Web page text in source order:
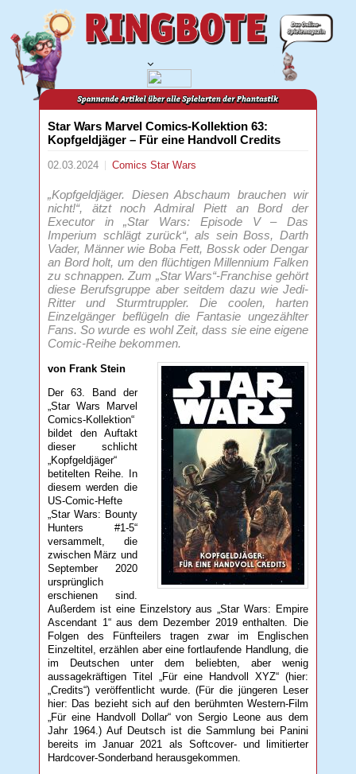
Star Wars Marvel Comics-Kollektion 63:
Kopfgeldjäger – Für eine Handvoll Credits
02.03.2024 ComicsStar Wars
„Kopfgeldjäger. Diesen Abschaum brauchen wir
nicht!“, ätzt noch Admiral Piett an Bord der
Executor in „Star Wars: Episode V – Das
Imperium schlägt zurück“, als sein Boss, Darth
Vader, Männer wie Boba Fett, Bossk oder Dengar
an Bord holt, um den flüchtigen Millennium Falken
zu schnappen. Zum „Star Wars“-Franchise gehört
diese Berufsgruppe aber seitdem dazu wie Jedi-
Ritter und Sturmtruppler. Die coolen, harten
Einzelgänger beflügeln die Fantasie ungezählter
Fans. So wurde es wohl Zeit, dass sie eine eigene
Comic-Reihe bekommen.
von Frank Stein
Der 63. Band der
„Star Wars Marvel
Comics-Kollektion“
bildet den Auftakt
dieser schlicht
„Kopfgeldjäger“
betitelten Reihe. In
diesem werden die
US-Comic-Hefte
„Star Wars: Bounty
Hunters #1-5“
versammelt, die
zwischen März und
September 2020
ursprünglich
erschienen sind.
Außerdem ist eine Einzelstory aus „Star Wars: Empire
Ascendant 1“ aus dem Dezember 2019 enthalten. Die
Folgen des Fünfteilers tragen zwar im Englischen
Einzeltitel, erzählen aber eine fortlaufende Handlung, die
im Deutschen unter dem beliebten, aber wenig
aussagekräftigen Titel „Für eine Handvoll XYZ“ (hier:
„Credits“) veröffentlicht wurde. (Für die jüngeren Leser
hier: Das bezieht sich auf den berühmten Western-Film
„Für eine Handvoll Dollar“ von Sergio Leone aus dem
Jahr 1964.) Auf Deutsch ist die Sammlung bei Panini
bereits im Januar 2021 als Softcover- und limitierter
Hardcover-Sonderband herausgekommen.